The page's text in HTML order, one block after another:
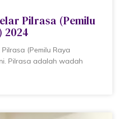
Pilrasa (Pemilu
2024
(Pemilu Raya
Pilrasa adalah wadah